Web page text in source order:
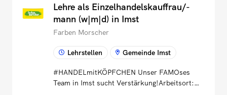
Lehre als Einzelhandelskauffrau/-
mann (w|m|d) in Imst
Farben Morscher
Lehrstellen Gemeinde Imst
#HANDELmitKÖPFCHEN Unser FAMOses
Team in Imst sucht Verstärkung!Arbeitsort: